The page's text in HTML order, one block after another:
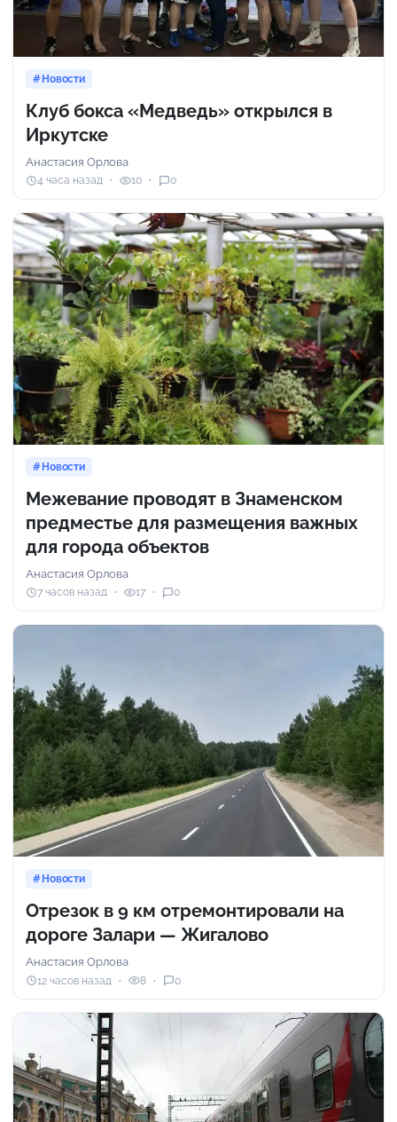
Новости
Клуб бокса «Медведь» открылся в
Иркутске
Анастасия Орлова
4 часа назад 10 0
Новости
Межевание проводят в Знаменском
предместье для размещения важных
для города объектов
Анастасия Орлова
7 часов назад 17 0
Новости
Отрезок в 9 км отремонтировали на
дороге Залари — Жигалово
Анастасия Орлова
12 часов назад 8 0